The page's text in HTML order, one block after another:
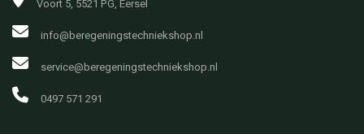
Voort 5, 5521 PG, Eersel
info@beregeningstechniekshop.nl
service@beregeningstechniekshop.nl
0497 571 291